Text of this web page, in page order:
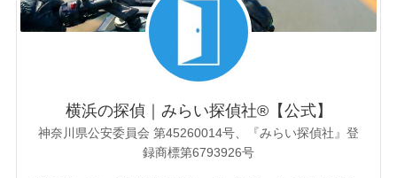
横浜の探偵｜みらい探偵社®︎【公式】
神奈川県公安委員会 第45260014号、『みらい探偵社』登
録商標第6793926号